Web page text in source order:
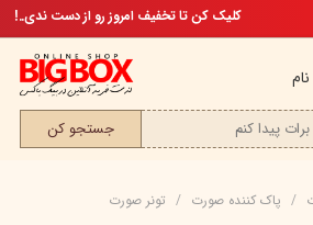
جستجو کن
برای مامان خوشگلم
کلیک کن تا تخفیف امروز رو از دست ندی..!
پاک کننده صورت تونر صورت